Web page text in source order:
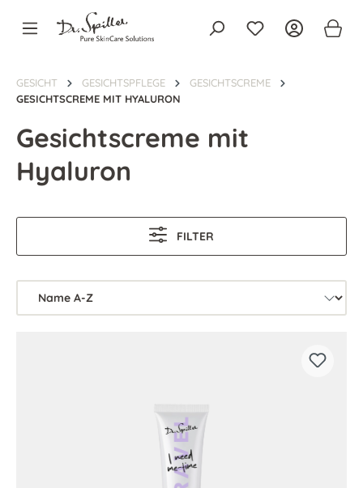
springen
GESICHT GESICHTSPFLEGE
GESICHTSCREME
GESICHTSCREME MIT HYALURON
Gesichtscreme mit
Hyaluron
FILTER